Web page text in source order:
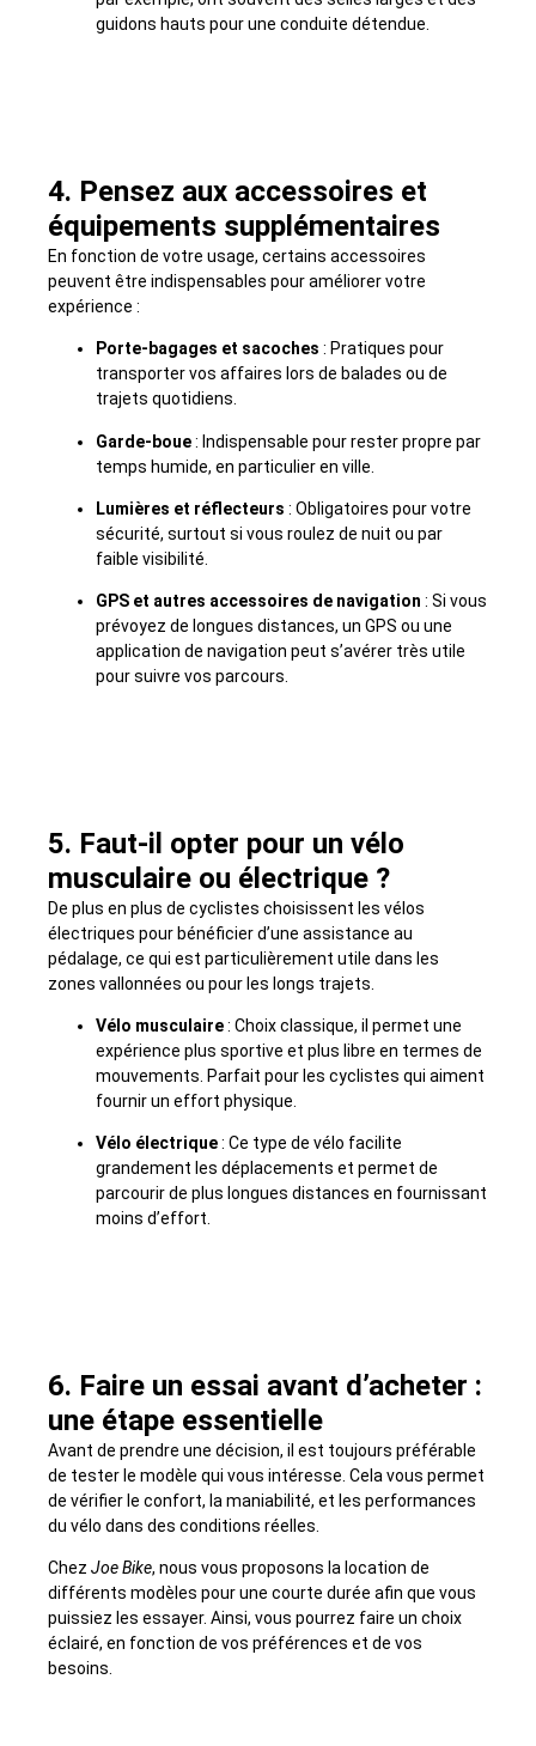
guidons hauts pour une conduite détendue.
4. Pensez aux accessoires et
équipements supplémentaires
En fonction de votre usage, certains accessoires
peuvent être indispensables pour améliorer votre
expérience :
Porte-bagages et sacoches : Pratiques pour
transporter vos affaires lors de balades ou de
trajets quotidiens.
Garde-boue: Indispensable pour rester propre par
temps humide, en particulier en ville.
Lumières et réflecteurs : Obligatoires pour votre
sécurité, surtout si vous roulez de nuit ou par
faible visibilité.
GPS et autres accessoires de navigation : Si vous
prévoyez de longues distances, un GPS ou une
application de navigation peut s’avérer très utile
pour suivre vos parcours.
5. Faut-il opter pour un vélo
musculaire ou électrique ?
De plus en plus de cyclistes choisissent les vélos
électriques pour bénéficier d’une assistance au
pédalage, ce qui est particulièrement utile dans les
zones vallonnées ou pour les longs trajets.
Vélo musculaire: Choix classique, il permet une
expérience plus sportive et plus libre en termes de
mouvements. Parfait pour les cyclistes qui aiment
fournir un effort physique.
Vélo électrique: Ce type de vélo facilite
grandement les déplacements et permet de
parcourir de plus longues distances en fournissant
moins d’effort.
6. Faire un essai avant d’acheter :
une étape essentielle
Avant de prendre une décision, il est toujours préférable
de tester le modèle qui vous intéresse. Cela vous permet
de vérifier le confort, la maniabilité, et les performances
du vélo dans des conditions réelles.
Chez Joe Bike, nous vous proposons la location de
différents modèles pour une courte durée afin que vous
puissiez les essayer. Ainsi, vous pourrez faire un choix
éclairé, en fonction de vos préférences et de vos
besoins.